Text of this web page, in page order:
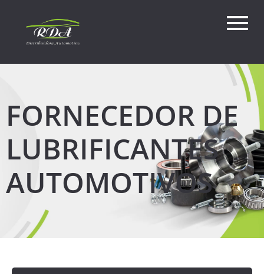
FORNECEDOR DE
LUBRIFICANTES
AUTOMOTIVOS